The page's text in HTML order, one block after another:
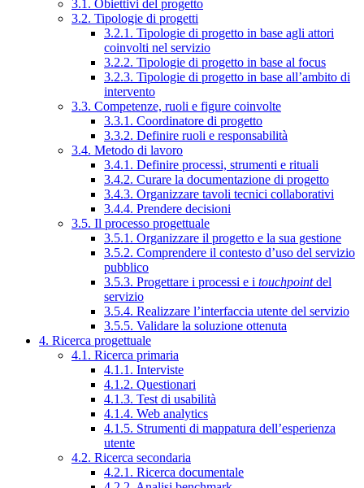
3.1. Obiettivi del progetto
3.2. Tipologie di progetti
3.2.1. Tipologie di progetto in base agli attori
coinvolti nel servizio
3.2.2. Tipologie di progetto in base al focus
3.2.3. Tipologie di progetto in base all’ambito di
intervento
3.3. Competenze, ruoli e figure coinvolte
3.3.1. Coordinatore di progetto
3.3.2. Definire ruoli e responsabilità
3.4. Metodo di lavoro
3.4.1. Definire processi, strumenti e rituali
3.4.2. Curare la documentazione di progetto
3.4.3. Organizzare tavoli tecnici collaborativi
3.4.4. Prendere decisioni
3.5. Il processo progettuale
3.5.1. Organizzare il progetto e la sua gestione
3.5.2. Comprendere il contesto d’uso del servizio
pubblico
3.5.3. Progettare i processi e i touchpointdel
servizio
3.5.4. Realizzare l’interfaccia utente del servizio
3.5.5. Validare la soluzione ottenuta
4. Ricerca progettuale
4.1. Ricerca primaria
4.1.1. Interviste
4.1.2. Questionari
4.1.3. Test di usabilità
4.1.4. Web analytics
4.1.5. Strumenti di mappatura dell’esperienza
utente
4.2. Ricerca secondaria
4.2.1. Ricerca documentale